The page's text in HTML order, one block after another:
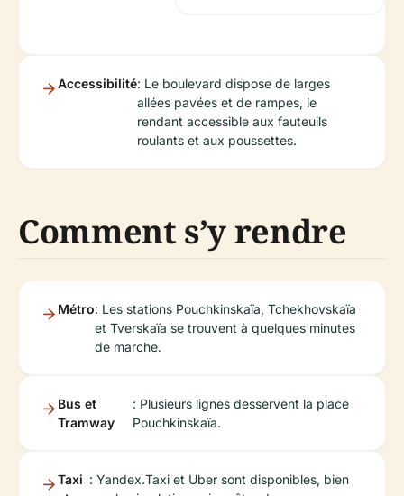
Accessibilité: Le boulevard dispose de larges
allées pavées et de rampes, le
rendant accessible aux fauteuils
roulants et aux poussettes.
Comment s’y rendre
Métro: Les stations Pouchkinskaïa, Tchekhovskaïa
et Tverskaïa se trouvent à quelques minutes
de marche.
Bus et
Tramway
: Plusieurs lignes desservent la place
Pouchkinskaïa.
Taxi : Yandex.Taxi et Uber sont disponibles, bien